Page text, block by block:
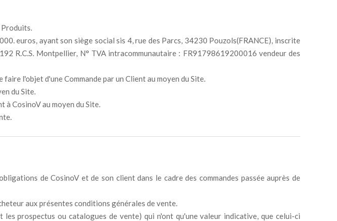
Produits.
euros, ayant son siège social sis 4, rue des Parcs, 34230 Pouzols(FRANCE), inscrite
R.C.S. Montpellier, N° TVA intracommunautaire : FR91798619200016 vendeur des
l'objet d'une Commande par un Client au moyen du Site.
du Site.
à CosinoV au moyen du Site.
de CosinoV et de son client dans le cadre des commandes passée auprès de
aux présentes conditions générales de vente.
prospectus ou catalogues de vente) qui n'ont qu'une valeur indicative, que celui-ci